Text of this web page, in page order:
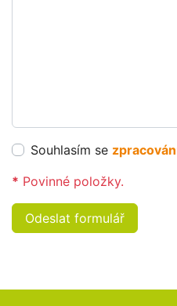
Souhlasím se
* Povinné položky.
Odeslat formulář